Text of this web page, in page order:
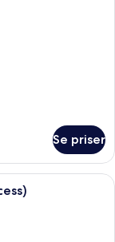
Se priser
topp kvalitet, safe på